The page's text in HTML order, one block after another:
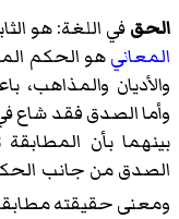
الحقفي اللغة: هو
المعانيهو الحكم
والأديان والمذاهب،
وأما الصدق فقد شاع
بينهما بأن
الصدق من جانب
ومعنى حقيقته مطابقة